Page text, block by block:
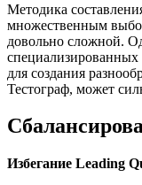
Методика
множественным
довольно сложной.
для создания
Тестограф, может
Избегание Leading